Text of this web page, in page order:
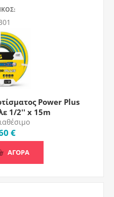
Power Plus
1/2'' x 15m
€
ΑΓΟΡΑ